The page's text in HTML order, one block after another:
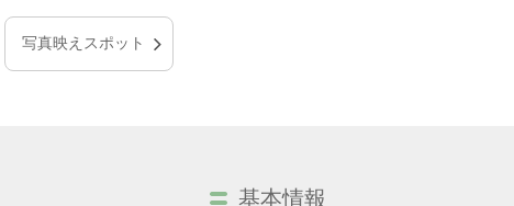
写真映えスポット
基本情報